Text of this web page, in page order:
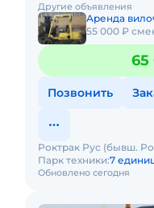
НДС, указана за 1 м
Другие объявления
Аренда
55 000 ₽
65
Позвонить
Обновлено сегодня
Роктрак Рус (бывш.
Парк техники:7